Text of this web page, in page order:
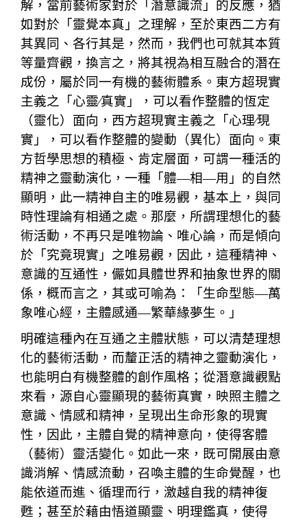
解，當前藝術家對於「潛意識流」的反應，猶
如對於「靈覺本真」之理解，至於東西二方有
其異同、各行其是，然而，我們也可就其本質
等量齊觀，換言之，將其視為相互融合的潛在
成份，屬於同一有機的藝術體系。東方超現實
主義之「心靈∕真實」，可以看作整體的恆定
（靈化）面向，西方超現實主義之「心理∕現
實」，可以看作整體的變動（異化）面向。東
方哲學思想的積極、肯定層面，可謂一種活的
精神之靈動演化，一種「體―相―用」的自然
顯明，此一精神自主的唯易觀，基本上，與同
時性理論有相通之處。那麼，所謂理想化的藝
術活動，不再只是唯物論、唯心論，而是傾向
於「究竟現實」之唯易觀，因此，這種精神、
意識的互通性，儼如具體世界和抽象世界的關
係，概而言之，其或可喻為：「生命型態―萬
象唯心經，主體感通―繁華緣夢生。」
明確這種內在互通之主體狀態，可以清楚理想
化的藝術活動，而釐正活的精神之靈動演化，
也能明白有機整體的創作風格；從潛意識觀點
來看，源自心靈顯現的藝術真實，映照主體之
意識、情感和精神，呈現出生命形象的現實
性，因此，主體自覺的精神意向，使得客體
（藝術）靈活變化。如此一來，既可開展由意
識消解、情感流動，召喚主體的生命覺醒，也
能依道而進、循理而行，激越自我的精神復
甦；甚至於藉由悟道顯靈、明理鑑真，使得